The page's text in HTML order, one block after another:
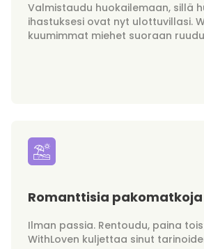
Valmistaudu huokailemaan, sillä
ihastuksesi ovat nyt ulottuvillasi.
kuumimmat miehet suoraan
Romanttisia pakomatkoja
Ilman passia. Rentoudu, paina
WithLoven kuljettaa sinut